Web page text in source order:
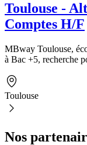
Toulouse -
Comptes H/F
MBway Toulouse,
à Bac +5, recherche
Toulouse
Nos